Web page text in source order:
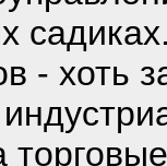
- хоть